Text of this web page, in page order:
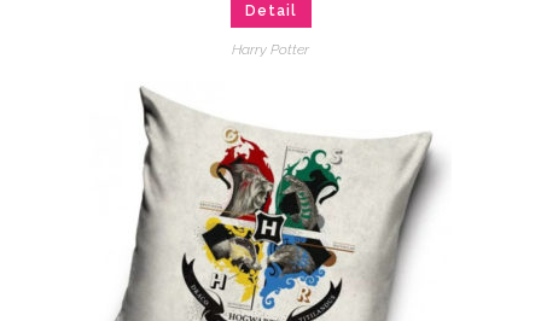
Detail
Harry Potter